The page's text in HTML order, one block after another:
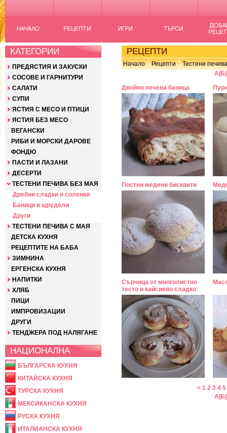
КАТЕГОРИИ
ПРЕДЯСТИЯ И ЗАКУСКИ
СОСОВЕ И ГАРНИТУРИ
САЛАТИ
СУПИ
ЯСТИЯ С МЕСО И ПТИЦИ
ЯСТИЯ БЕЗ МЕСО
ВЕГАНСКИ
РИБИ И МОРСКИ ДАРОВЕ
ФОНДЮ
ПАСТИ И ЛАЗАНИ
ДЕСЕРТИ
ТЕСТЕНИ ПЕЧИВА БЕЗ МАЯ
Дребни сладки и соленки
Баници и щрудели
Други
ТЕСТЕНИ ПЕЧИВА С МАЯ
ДЕТСКА КУХНЯ
РЕЦЕПТИТЕ НА БАБА
ЗИМНИНА
ЕРГЕНСКА КУХНЯ
НАПИТКИ
ХЛЯБ
ПИЦИ
ИМПРОВИЗАЦИИ
ДРУГИ
ТЕНДЖЕРА ПОД НАЛЯГАНЕ
НАЦИОНАЛНА
БЪЛГАРСКА КУХНЯ
КИТАЙСКА КУХНЯ
ТУРСКА КУХНЯ
МЕКСИКАНСКА КУХНЯ
РУСКА КУХНЯ
ИТАЛИАНСКА КУХНЯ
РЕЦЕПТИ
Начало Рецепти
Тестени
А Б
Двойно печена баница
Постни медени бисквити
Сърчица от многолистно
тесто и кайсиево сладко
< 1 2 3 4 5
А Б